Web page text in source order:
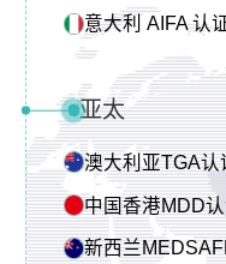
意大利 AIFA 认
亚太
澳大利亚TGA认
中国香港MDD
新西兰